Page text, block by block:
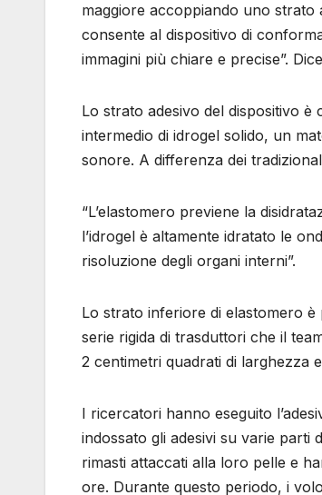
maggiore accoppiando uno strato
consente al dispositivo di
immagini più chiare e precise”.
Lo strato adesivo del dispositivo
intermedio di idrogel solido, un
sonore. A differenza dei
“L’elastomero previene la
l’idrogel è altamente idratato le
risoluzione degli organi interni”.
Lo strato inferiore di elastomero
serie rigida di trasduttori che il
2 centimetri quadrati di larghezza
I ricercatori hanno eseguito
indossato gli adesivi su varie
rimasti attaccati alla loro pelle e
ore. Durante questo periodo, i